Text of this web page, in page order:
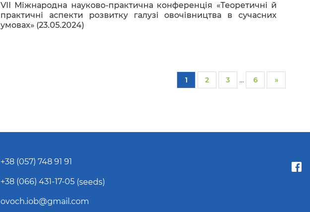
VІІ Міжнародна науково-практична конференція «Теоретичні й
практичні аспекти розвитку галузі овочівництва в сучасних
умовах» (23.05.2024)
1 2 3 ... 6 »
+38 (057) 748 91 91
+38 (066) 431-17-05 (seeds)
ovoch.iob@gmail.com